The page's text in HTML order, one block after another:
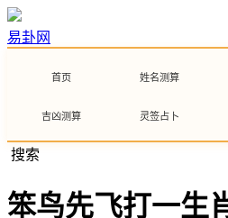
易卦网
首页 姓名测算
吉凶测算 灵签占卜
搜索
笨鸟先飞打一生